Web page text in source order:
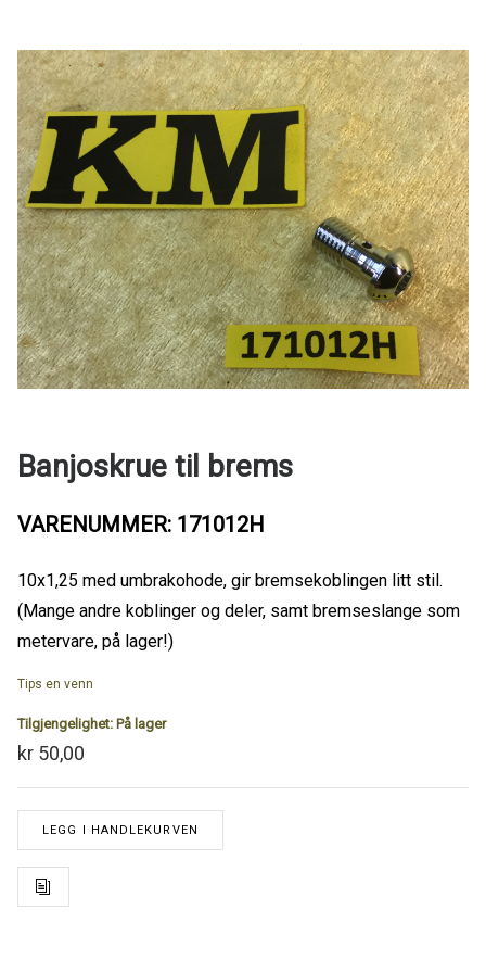
Banjoskrue til brems
VARENUMMER: 171012H
10x1,25 med umbrakohode, gir bremsekoblingen litt stil.
(Mange andre koblinger og deler, samt bremseslange som
metervare, på lager!)
Tips en venn
Tilgjengelighet: På lager
kr 50,00
LEGG I HANDLEKURVEN